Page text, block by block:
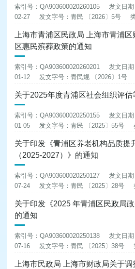
索引号：QA903600020260105 发文日期
02-27
发文字号：青民 〔2026〕5号
上海市青浦区民政局 上海市青浦
区惠民殡葬政策的通知
索引号：QA903600020260201 发文日期
01-12
发文字号：青民规 〔2026〕1号
关于2025年度青浦区社会组织评估
索引号：QA903600020250155 发文日期
01-05
发文字号：青民 〔2025〕55号
关于印发《青浦区养老机构品质提
（2025-2027）》的通知
索引号：QA903600020250127 发文日期
07-24
发文字号：青民 〔2025〕28号
关于印发《2025 年青浦区民政局政
的通知
索引号：QA903600020250138 发文日期
07-16
发文字号：青民 〔2025〕38号
上海市民政局 上海市财政局关于